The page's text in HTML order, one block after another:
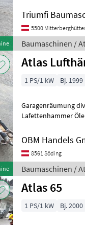
Triumfi
5500
Baumaschinen /
Atlas
1 PS/1 kW Bj. 1999
Garagenräumung
Lafettenhammer
OBM Handels
8561 Söding
Baumaschinen /
Atlas 65
1 PS/1 kW Bj. 2000